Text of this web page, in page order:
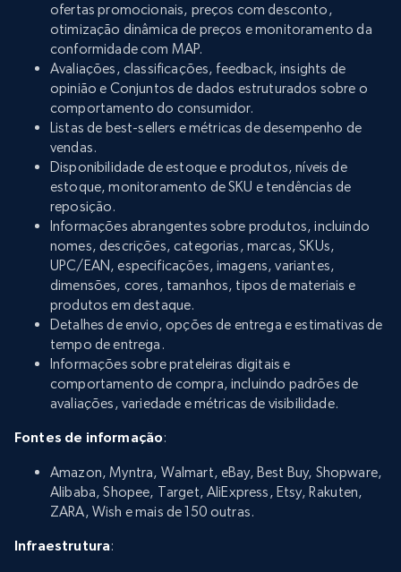
ofertas promocionais, preços com desconto,
otimização dinâmica de preços e monitoramento da
conformidade com MAP.
Avaliações, classificações, feedback, insights de
opinião e Conjuntos de dados estruturados sobre o
comportamento do consumidor.
Listas de best-sellers e métricas de desempenho de
vendas.
Disponibilidade de estoque e produtos, níveis de
estoque, monitoramento de SKU e tendências de
reposição.
Informações abrangentes sobre produtos, incluindo
nomes, descrições, categorias, marcas, SKUs,
UPC/EAN, especificações, imagens, variantes,
dimensões, cores, tamanhos, tipos de materiais e
produtos em destaque.
Detalhes de envio, opções de entrega e estimativas de
tempo de entrega.
Informações sobre prateleiras digitais e
comportamento de compra, incluindo padrões de
avaliações, variedade e métricas de visibilidade.
Fontes de informação:
Amazon, Myntra, Walmart, eBay, Best Buy, Shopware,
Alibaba, Shopee, Target, AliExpress, Etsy, Rakuten,
ZARA, Wish e mais de 150 outras.
Infraestrutura: